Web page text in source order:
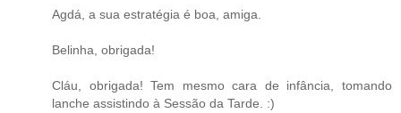
Agdá, a sua estratégia é boa, amiga.
Belinha, obrigada!
Cláu, obrigada! Tem mesmo cara de infância, tomando
lanche assistindo à Sessão da Tarde. :)